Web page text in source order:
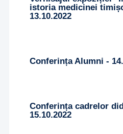
istoria medicinei
13.10.2022
Conferința Alumni -
Conferința cadrelor
15.10.2022